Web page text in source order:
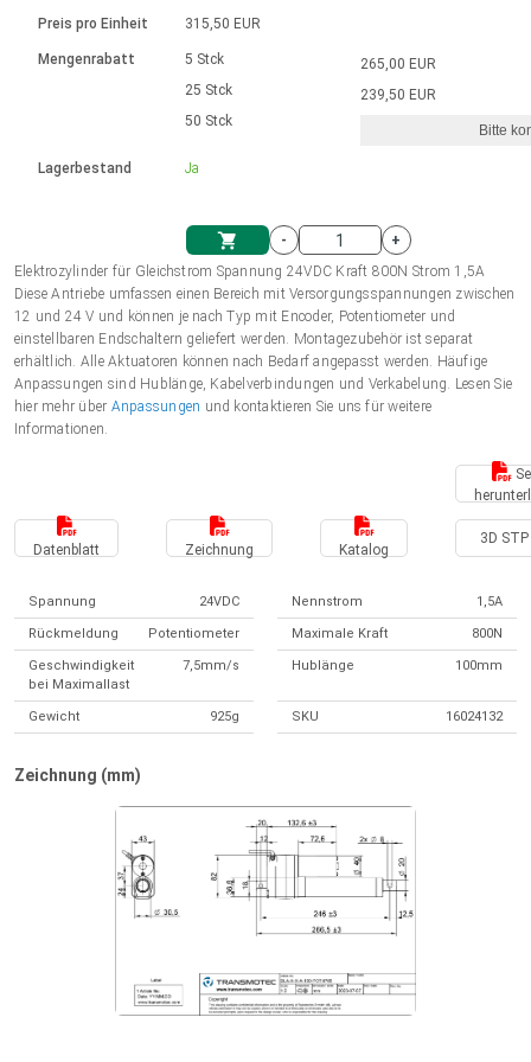
Einheitssystem
Einkaufswagen
Hubmagnete
230 - 50 Hz | 110 - 60 Hz
Drehzahlregelung für die AIS-Serie
Bürstenlose Gleichstrommotoren
mit Planetengetriebe und internem
Ø 28-42| 1-1400 rpm | <= 290Ncm
Bürstenlose DC Motor Controller
Gleichstrommotoren mit
Schneckengetriebe und Bürsten
Ø43-124mm | 31-425rpm | ≤ 41Nm
Treiber für Gleichstrommotoren mit
Synchron-Asynchron | für 1-4 Elektrozylinder
Synchron-Asynchron | für 1-4 Elektrozylinder
Français (EUR)
Polski (EUR)
Norsk (NOK)
Suomi (EUR)
Preis pro Einheit
Mengenrabatt
Lagerbestand
315,50 EUR
5 Stck
25 Stck
50 Stck
Ja
265,00 EUR
239,50 EUR
Bitte
-
+
Elektrozylinder für Gleichstrom Spannung 24VDC Kraft 800N Strom 1,5A
Diese Antriebe umfassen einen Bereich mit Versorgungsspannungen zwischen
12 und 24 V und können je nach Typ mit Encoder, Potentiometer und
einstellbaren Endschaltern geliefert werden. Montagezubehör ist separat
erhältlich. Alle Aktuatoren können nach Bedarf angepasst werden. Häufige
Anpassungen sind Hublänge, Kabelverbindungen und Verkabelung. Lesen Sie
hier mehr über Anpassungen und kontaktieren Sie uns für weitere
Informationen.
Datenblatt Zeichnung Katalog
3D STP
Spannung 24VDC Nennstrom 1,5A
Rückmeldung Potentiometer Maximale Kraft 800N
Geschwindigkeit
bei Maximallast
7,5mm/s Hublänge 100mm
Gewicht 925g SKU 16024132
Zeichnung (mm)